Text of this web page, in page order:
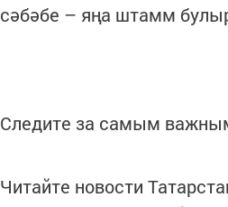
сәбәбе – яңа штамм
Следите за самым
Читайте новости